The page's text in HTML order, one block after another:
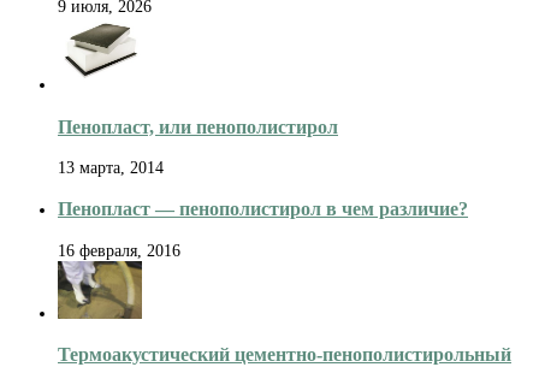
9 июля, 2026
Пенопласт, или пенополистирол
13 марта, 2014
Пенопласт — пенополистирол в чем различие?
16 февраля, 2016
Термоакустический цементно-пенополистирольный